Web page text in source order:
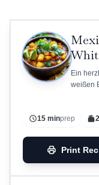
Ein
weißen
15 minprep
Print